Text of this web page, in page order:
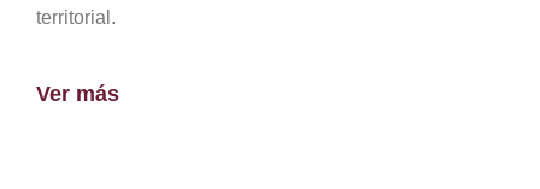
territorial.
Ver más